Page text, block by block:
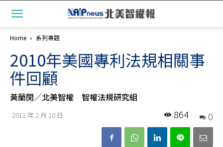
Home 系列專題
2010年美國專利法規相關事
件回顧
黃蘭閔／北美智權 智權法規研究組
2011 年 2 月 10 日 0
864